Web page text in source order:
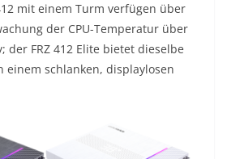
mit einem Turm verfügen über
der CPU-Temperatur über
der FRZ 412 Elite bietet dieselbe
einem schlanken, displaylosen